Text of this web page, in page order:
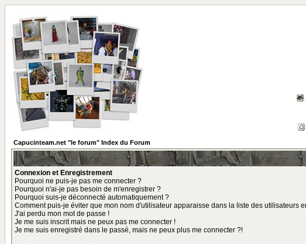
Capucinteam.net "le forum" Index du Forum
Connexion et Enregistrement
Pourquoi ne puis-je pas me connecter ?
Pourquoi n'ai-je pas besoin de m'enregistrer ?
Pourquoi suis-je déconnecté automatiquement ?
Comment puis-je éviter que mon nom d'utilisateur apparaisse dans la liste des utilisateurs
J'ai perdu mon mot de passe !
Je me suis inscrit mais ne peux pas me connecter !
Je me suis enregistré dans le passé, mais ne peux plus me connecter ?!